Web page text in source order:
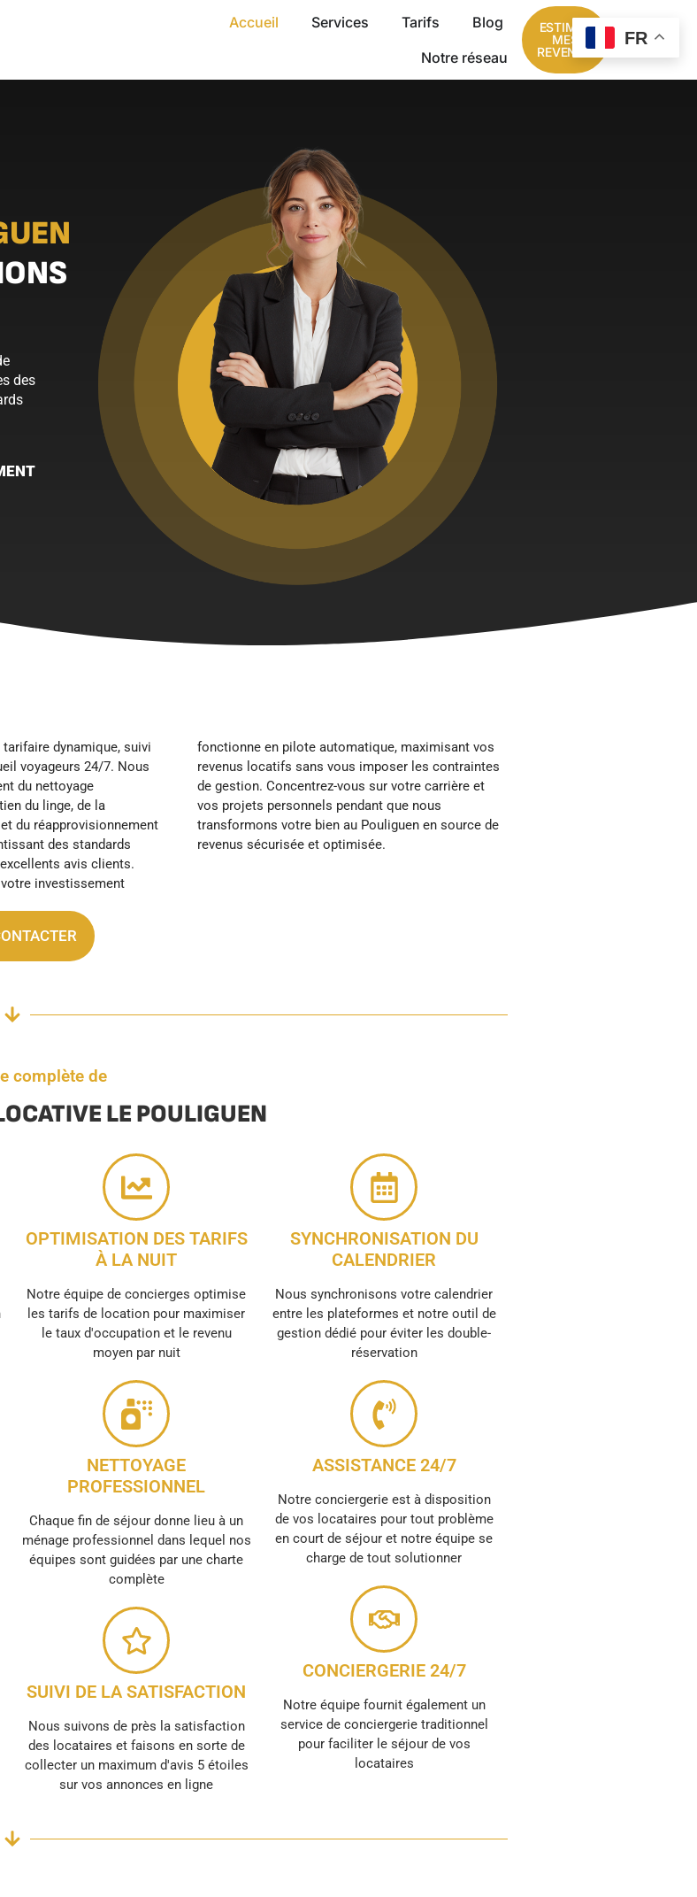
Accueil Services Tarifs
Blog
Notre réseau
ESTIMER
MES
REVENUS
des
revenus sécurisée et optimisée.
complète de
LE POULIGUEN
OPTIMISATION DES TARIFS
À LA NUIT
Notre équipe de concierges optimise
les tarifs de location pour maximiser
le taux d'occupation et le revenu
moyen par nuit
NETTOYAGE
PROFESSIONNEL
Chaque fin de séjour donne lieu à un
ménage professionnel dans lequel nos
équipes sont guidées par une charte
complète
SUIVI DE LA SATISFACTION
Nous suivons de près la satisfaction
des locataires et faisons en sorte de
collecter un maximum d'avis 5 étoiles
sur vos annonces en ligne
SYNCHRONISATION DU
CALENDRIER
Nous synchronisons votre calendrier
entre les plateformes et notre outil de
gestion dédié pour éviter les double-
réservation
ASSISTANCE 24/7
Notre conciergerie est à disposition
de vos locataires pour tout problème
en court de séjour et notre équipe se
charge de tout solutionner
CONCIERGERIE 24/7
Notre équipe fournit également un
service de conciergerie traditionnel
pour faciliter le séjour de vos
locataires
FR